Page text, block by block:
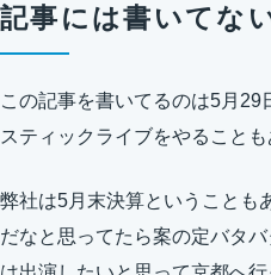
記事には書いてな
この記事を書いてるのは5月
スティックライブをやること
弊社は5月末決算ということも
だなと思ってたら案の定バタ